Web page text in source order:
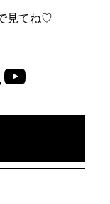
見てね♡
YouTube